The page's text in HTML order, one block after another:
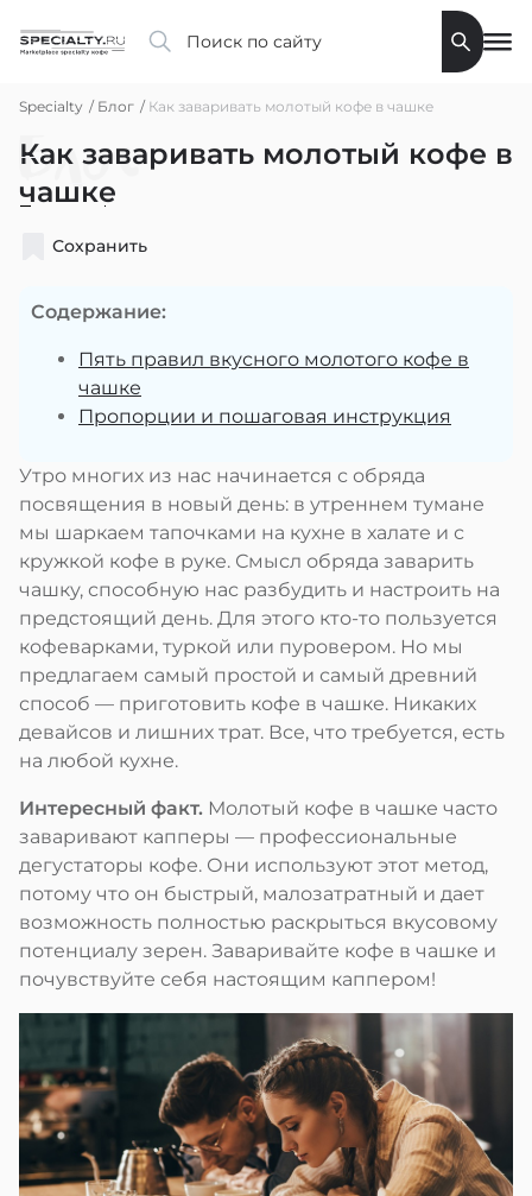
Specialty Блог Как заваривать молотый кофе в чашке
Блог
Как заваривать молотый кофе в
чашке
Сохранить
Содержание:
Пять правил вкусного молотого кофе в
чашке
Пропорции и пошаговая инструкция
Утро многих из нас начинается с обряда
посвящения в новый день: в утреннем тумане
мы шаркаем тапочками на кухне в халате и с
кружкой кофе в руке. Смысл обряда заварить
чашку, способную нас разбудить и настроить на
предстоящий день. Для этого кто-то пользуется
кофеварками, туркой или пуровером. Но мы
предлагаем самый простой и самый древний
способ — приготовить кофе в чашке. Никаких
девайсов и лишних трат. Все, что требуется, есть
на любой кухне.
Интересный факт. Молотый кофе в чашке часто
заваривают капперы — профессиональные
дегустаторы кофе. Они используют этот метод,
потому что он быстрый, малозатратный и дает
возможность полностью раскрыться вкусовому
потенциалу зерен. Заваривайте кофе в чашке и
почувствуйте себя настоящим каппером!